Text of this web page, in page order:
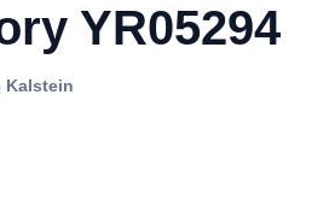
YR05294
بواسطة Kalstein